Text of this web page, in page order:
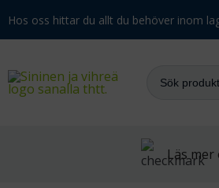
Hos oss hittar du allt du behöver inom
Läs